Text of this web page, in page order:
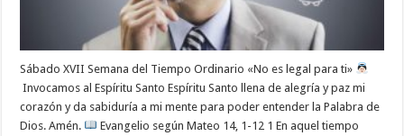
Sábado XVII Semana del Tiempo Ordinario «No es legal para ti»
Invocamos al Espíritu Santo Espíritu Santo llena de alegría y paz mi
corazón y da sabiduría a mi mente para poder entender la Palabra de
Dios. Amén.
Evangelio según Mateo 14, 1-12 1 En aquel tiempo